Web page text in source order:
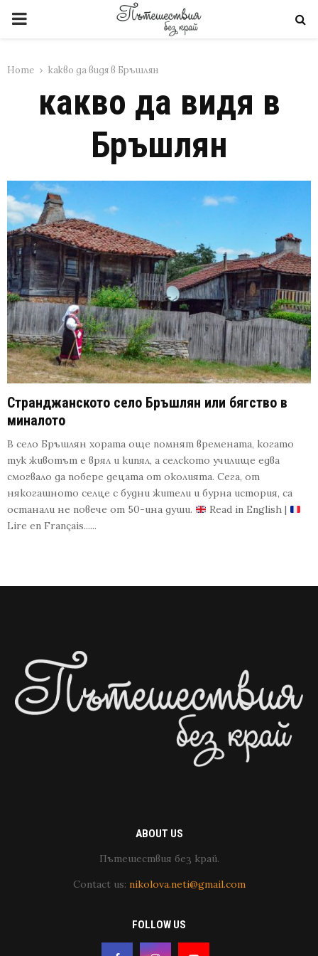
PRIMARY
Home какво да видя в Бръшлян
какво да видя в
Бръшлян
Странджанското село Бръшлян или бягство в
миналото
В село Бръшлян хората още помнят времената, когато
тук животът е врял и кипял, а селското училище едва
смогвало да побере децата от околията. Сега, от
някогашното селце с будни жители и бурна история, са
останали не повече от 50-ина души.
Read in English |
Lire en Français......
ABOUT US
Пътешествия без край.
Contact us: nikolova.neti@gmail.com
FOLLOW US